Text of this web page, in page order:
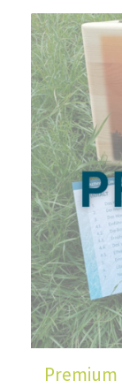
Premium